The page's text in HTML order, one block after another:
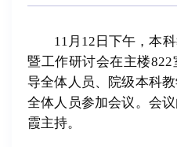
11月12日下午，本
暨工作研讨会在主楼
导全体人员、院级本科
全体人员参加会议。会
霞主持。